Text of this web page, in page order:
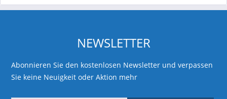
NEWSLETTER
Abonnieren Sie den kostenlosen Newsletter und verpassen
Sie keine Neuigkeit oder Aktion mehr